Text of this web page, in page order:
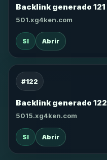
Backlink generado 121
501.xg4ken.com
SI Abrir
#122
Backlink generado 122
5015.xg4ken.com
SI Abrir